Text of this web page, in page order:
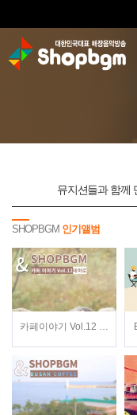
뮤지션들과 함께
SHOPBGM 인기앨범
카페이야기 Vol.12 / 데이로